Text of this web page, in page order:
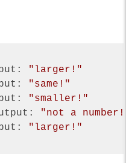
"larger!"
"same!"
"smaller!"
"not a
"larger!"